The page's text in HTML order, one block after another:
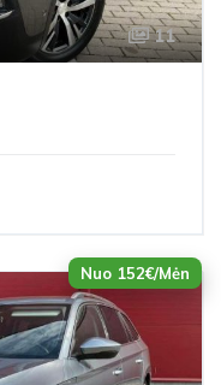
11
Nuo 152€/Mėn